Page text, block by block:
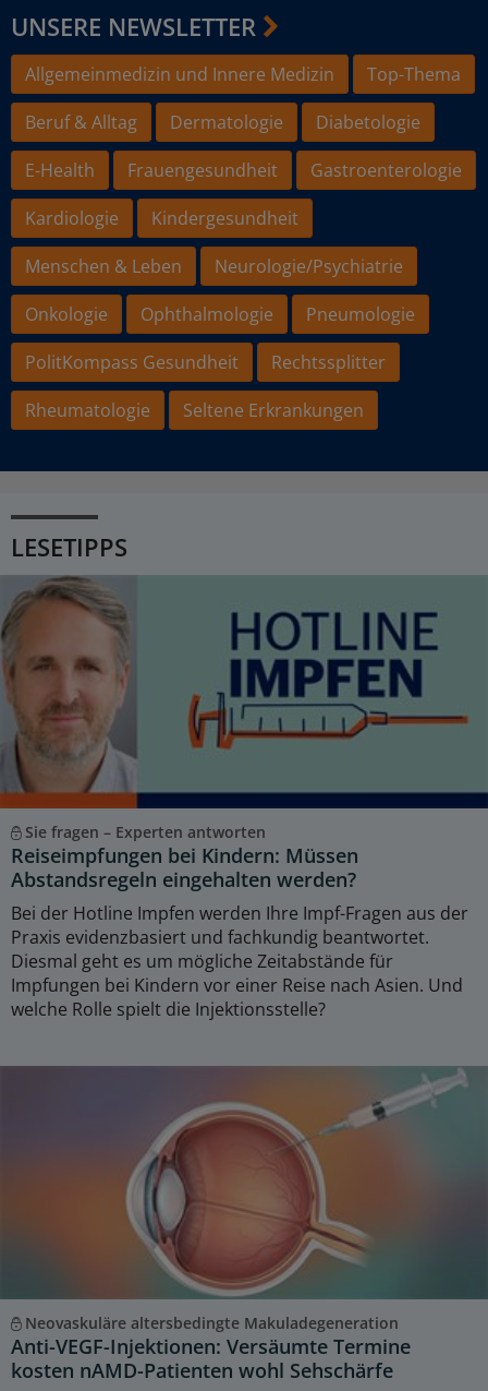
UNSERE NEWSLETTER
Allgemeinmedizin und Innere Medizin
Top-Thema
Beruf & Alltag
Dermatologie
Diabetologie
E-Health
Frauengesundheit
Gastroenterologie
Kardiologie
Kindergesundheit
Menschen & Leben
Neurologie/Psychiatrie
Onkologie
Ophthalmologie
Pneumologie
PolitKompass Gesundheit
Rechtssplitter
Rheumatologie
Seltene Erkrankungen
LESETIPPS
Sie fragen – Experten antworten
Reiseimpfungen bei Kindern: Müssen
Abstandsregeln eingehalten werden?
Bei der Hotline Impfen werden Ihre Impf-Fragen aus der
Praxis evidenzbasiert und fachkundig beantwortet.
Diesmal geht es um mögliche Zeitabstände für
Impfungen bei Kindern vor einer Reise nach Asien. Und
welche Rolle spielt die Injektionsstelle?
Neovaskuläre altersbedingte Makuladegeneration
Anti-VEGF-Injektionen: Versäumte Termine
kosten nAMD-Patienten wohl Sehschärfe